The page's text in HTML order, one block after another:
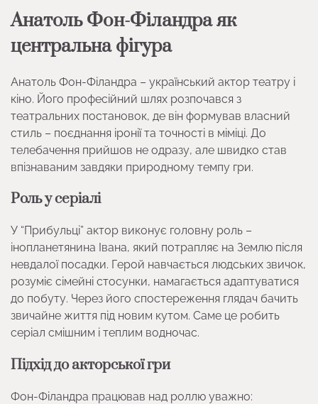
Анатоль Фон-Філандра як
центральна фігура
Анатоль Фон-Філандра – український актор театру і
кіно. Його професійний шлях розпочався з
театральних постановок, де він формував власний
стиль – поєднання іронії та точності в міміці. До
телебачення прийшов не одразу, але швидко став
впізнаваним завдяки природному темпу гри.
Роль у серіалі
У “Прибульці” актор виконує головну роль –
інопланетянина Івана, який потрапляє на Землю після
невдалої посадки. Герой навчається людських звичок,
розуміє сімейні стосунки, намагається адаптуватися
до побуту. Через його спостереження глядач бачить
звичайне життя під новим кутом. Саме це робить
серіал смішним і теплим водночас.
Підхід до акторської гри
Фон-Філандра працював над роллю уважно: